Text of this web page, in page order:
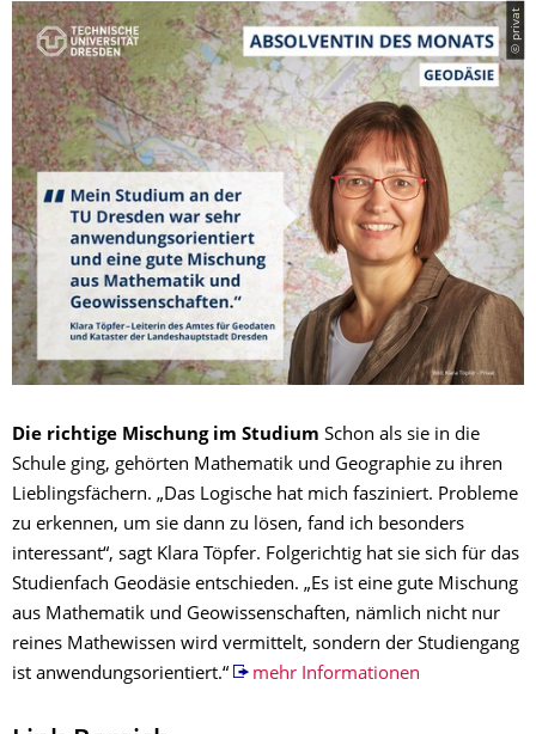
© privat
​Die richtige Mischung im Studium Schon als sie in die
Schule ging, gehörten Mathematik und Geographie zu ihren
Lieblingsfächern. „Das Logische hat mich fasziniert. Probleme
zu erkennen, um sie dann zu lösen, fand ich besonders
interessant“, sagt Klara Töpfer. Folgerichtig hat sie sich für das
Studienfach Geodäsie entschieden. „Es ist eine gute Mischung
aus Mathematik und Geowissenschaften, nämlich nicht nur
reines Mathewissen wird vermittelt, sondern der Studiengang
ist anwendungsorientiert.“
mehr Informationen